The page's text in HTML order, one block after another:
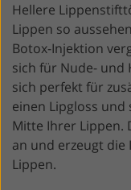
Hellere
Lippen so
Botox-Injektion
sich für Nude- und
sich perfekt für
einen Lipgloss und
Mitte Ihrer Lippen.
an und erzeugt
Lippen.